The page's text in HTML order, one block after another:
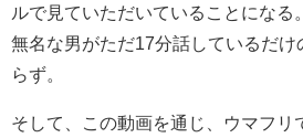
ルで見ていただいていることになる
無名な男がただ17分話しているだけ
らず。
そして、この動画を通じ、ウマフリ